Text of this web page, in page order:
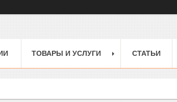
ТОВАРЫ И УСЛУГИ СТАТЬИ